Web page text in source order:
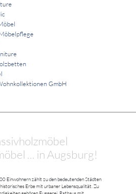
GmbH
... in Augsburg!
Einwohnern zählt zu den bedeutenden Städten
Erbe mit urbaner Lebensqualität. Zu